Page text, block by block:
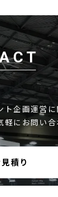
ト企画運営
軽にお問い
積り